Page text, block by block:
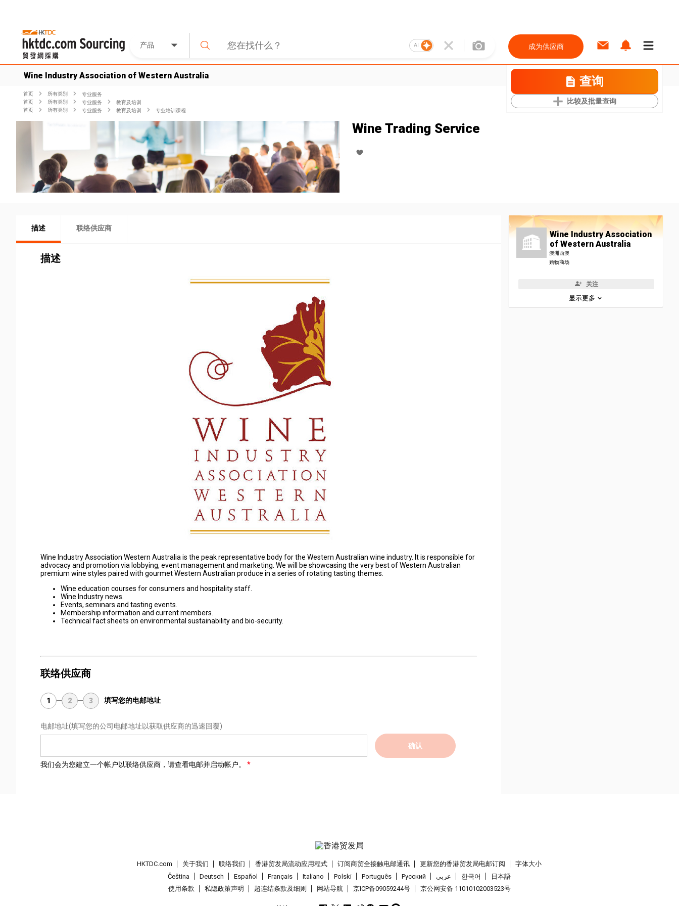
产品 AI 成为供应商
Wine Industry Association of Western Australia 查询
比较及批量查询
首页 所有类別
专业服务
首页
所有类別 专业服务
教育及培训
首页
所有类別 专业服务 教育及培训 专业培训课程
Wine Trading Service
描述 联络供应商
描述
Wine Industry Association Western Australia is the peak representative body for the Western Australian wine industry. It is responsible for
advocacy and promotion via lobbying, event management and marketing. We will be showcasing the very best of Western Australian
premium wine styles paired with gourmet Western Australian produce in a series of rotating tasting themes.
Wine education courses for consumers and hospitality staff.
Wine Industry news.
Events, seminars and tasting events.
Membership information and current members.
Technical fact sheets on environmental sustainability and bio-security.
联络供应商
1 2 3 填写您的电邮地址
电邮地址(填写您的公司电邮地址以获取供应商的迅速回覆)
确认
我们会为您建立一个帐户以联络供应商，请查看电邮并启动帐户。
Wine Industry Association
of Western Australia
澳洲西澳
购物商场
关注
显示更多
HKTDC.com 关于我们 联络我们 香港贸发局流动应用程式 订阅商贸全接触电邮通讯 更新您的香港贸发局电邮订阅
字体大小
Čeština
Deutsch Español Français Italiano Polski Português Pусский عربى 한국어
日本語
使用条款
私隐政策声明 超连结条款及细则 网站导航 京ICP备09059244号 京公网安备 11010102003523号